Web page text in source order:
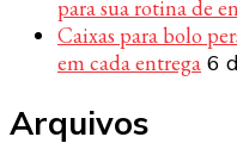
para sua rotina de
Caixas para bolo
em cada entrega 6
Arquivos